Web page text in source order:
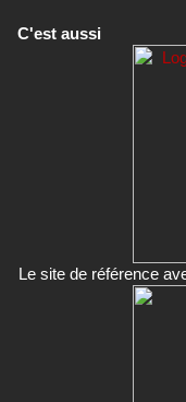
C'est aussi
Le site de référence